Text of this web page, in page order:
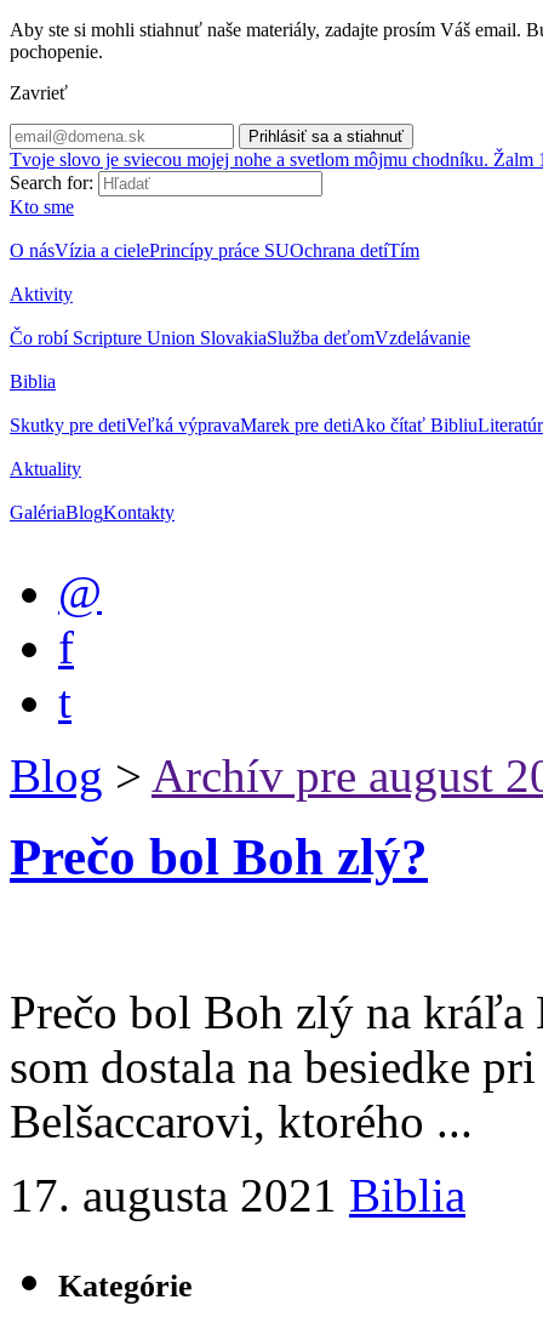
Aby ste si mohli stiahnuť naše materiály, zadajte prosím Váš email.
pochopenie.
Zavrieť
Tvoje slovo je sviecou mojej nohe a svetlom môjmu chodníku. Žalm
Search for:
Kto sme
O násVízia a cielePrincípy práce SUOchrana detíTím
Aktivity
Čo robí Scripture Union SlovakiaSlužba deťomVzdelávanie
Biblia
Skutky pre detiVeľká výpravaMarek pre detiAko čítať Bibliu
Aktuality
GalériaBlogKontakty
@
f
t
Blog > Archív pre august
Prečo bol Boh zlý?
Prečo bol Boh zlý na kráľa
som dostala na besiedke
Belšaccarovi, ktorého ...
17. augusta 2021 Biblia
Kategórie